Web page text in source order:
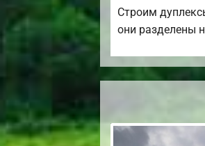
Строим
они разделены